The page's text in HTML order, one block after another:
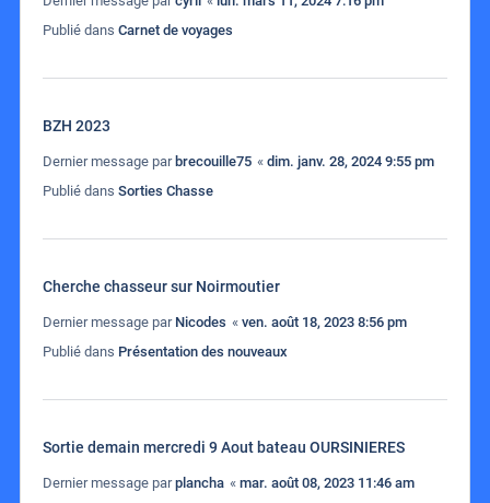
Publié dans Carnet de voyages
BZH 2023
Dernier message par brecouille75 « dim. janv. 28, 2024 9:55 pm
Publié dans Sorties Chasse
Cherche chasseur sur Noirmoutier
Dernier message par Nicodes « ven. août 18, 2023 8:56 pm
Publié dans Présentation des nouveaux
Sortie demain mercredi 9 Aout bateau OURSINIERES
Dernier message parplancha « mar. août 08, 2023 11:46 am